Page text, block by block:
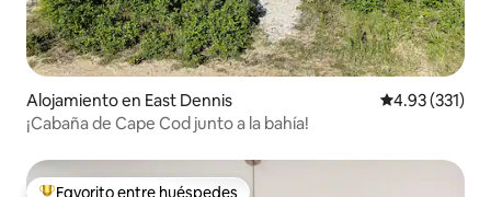
Alojamiento en East Dennis Calificación
4.93 (331)
¡Cabaña de Cape Cod junto a la bahía!
Favorito entre huéspedes